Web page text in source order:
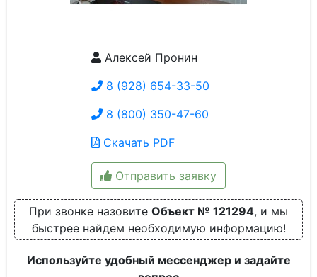
Алексей Пронин
8 (928) 654-33-50
8 (800) 350-47-60
Скачать PDF
Отправить заявку
При звонке назовите Объект № 121294, и мы
быстрее найдем необходимую информацию!
Используйте удобный мессенджер и задайте